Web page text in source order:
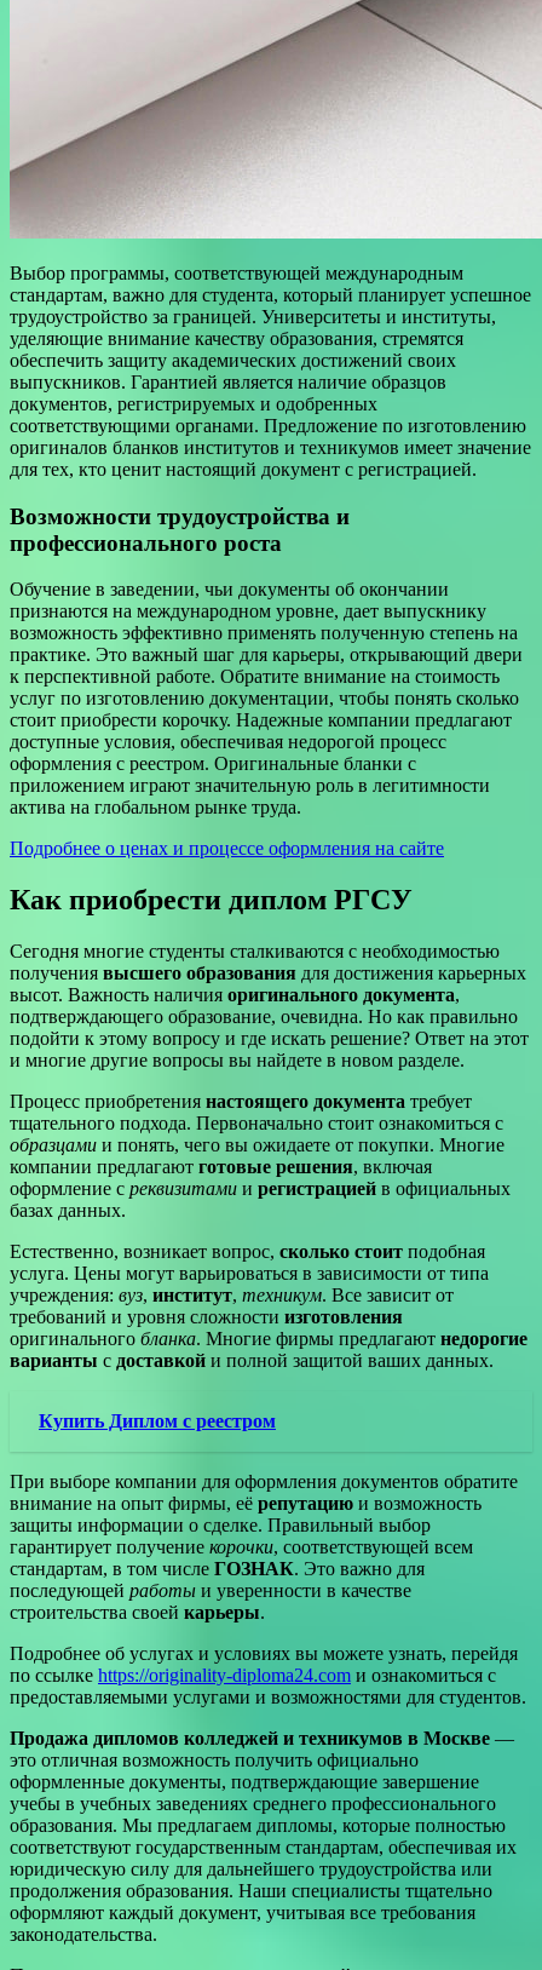
Выбор программы, соответствующей международным
стандартам, важно для студента, который планирует успешное
трудоустройство за границей. Университеты и институты,
уделяющие внимание качеству образования, стремятся
обеспечить защиту академических достижений своих
выпускников. Гарантией является наличие образцов
документов, регистрируемых и одобренных
соответствующими органами. Предложение по изготовлению
оригиналов бланков институтов и техникумов имеет значение
для тех, кто ценит настоящий документ с регистрацией.
Возможности трудоустройства и
профессионального роста
Обучение в заведении, чьи документы об окончании
признаются на международном уровне, дает выпускнику
возможность эффективно применять полученную степень на
практике. Это важный шаг для карьеры, открывающий двери
к перспективной работе. Обратите внимание на стоимость
услуг по изготовлению документации, чтобы понять сколько
стоит приобрести корочку. Надежные компании предлагают
доступные условия, обеспечивая недорогой процесс
оформления с реестром. Оригинальные бланки с
приложением играют значительную роль в легитимности
актива на глобальном рынке труда.
Подробнее о ценах и процессе оформления на сайте
Как приобрести диплом РГСУ
Сегодня многие студенты сталкиваются с необходимостью
получения высшего образования для достижения карьерных
высот. Важность наличия оригинального документа,
подтверждающего образование, очевидна. Но как правильно
подойти к этому вопросу и где искать решение? Ответ на этот
и многие другие вопросы вы найдете в новом разделе.
Процесс приобретения настоящего документа требует
тщательного подхода. Первоначально стоит ознакомиться с
образцами и понять, чего вы ожидаете от покупки. Многие
компании предлагают готовые решения, включая
оформление с реквизитами и регистрацией в официальных
базах данных.
Естественно, возникает вопрос, сколько стоит подобная
услуга. Цены могут варьироваться в зависимости от типа
учреждения: вуз, институт, техникум. Все зависит от
требований и уровня сложности изготовления
оригинального бланка. Многие фирмы предлагают недорогие
варианты с доставкой и полной защитой ваших данных.
Купить Диплом с реестром
При выборе компании для оформления документов обратите
внимание на опыт фирмы, её репутацию и возможность
защиты информации о сделке. Правильный выбор
гарантирует получение корочки, соответствующей всем
стандартам, в том числе ГОЗНАК. Это важно для
последующей работы и уверенности в качестве
строительства своей карьеры.
Подробнее об услугах и условиях вы можете узнать, перейдя
по ссылке https://originality-diploma24.com и ознакомиться с
предоставляемыми услугами и возможностями для студентов.
Продажа дипломов колледжей и техникумов в Москве —
это отличная возможность получить официально
оформленные документы, подтверждающие завершение
учебы в учебных заведениях среднего профессионального
образования. Мы предлагаем дипломы, которые полностью
соответствуют государственным стандартам, обеспечивая их
юридическую силу для дальнейшего трудоустройства или
продолжения образования. Наши специалисты тщательно
оформляют каждый документ, учитывая все требования
законодательства.